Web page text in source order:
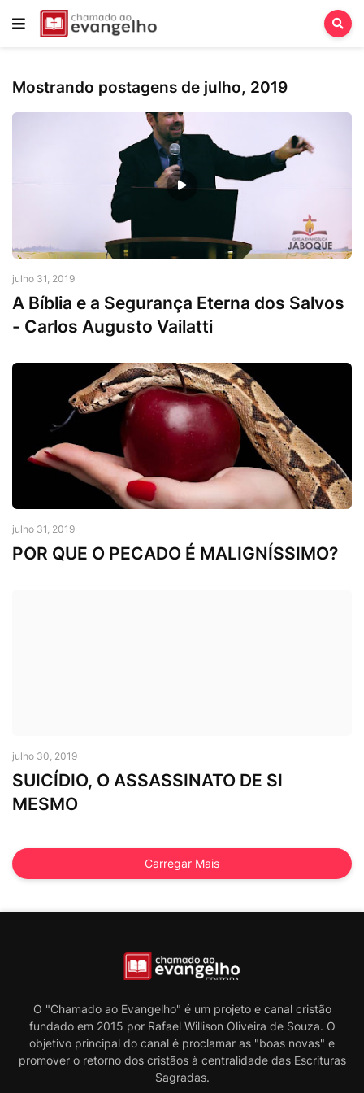
Mostrando postagens de julho, 2019
julho 31, 2019
A Bíblia e a Segurança Eterna dos Salvos
- Carlos Augusto Vailatti
julho 31, 2019
POR QUE O PECADO É MALIGNÍSSIMO?
julho 30, 2019
SUICÍDIO, O ASSASSINATO DE SI
MESMO
Carregar Mais
O "Chamado ao Evangelho" é um projeto e canal cristão
fundado em 2015 por Rafael Willison Oliveira de Souza. O
objetivo principal do canal é proclamar as "boas novas" e
promover o retorno dos cristãos à centralidade das Escrituras
Sagradas.